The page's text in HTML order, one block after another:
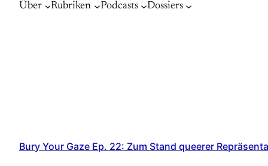
Über Rubriken Podcasts Dossiers
Bury Your Gaze Ep. 22: Zum Stand queerer